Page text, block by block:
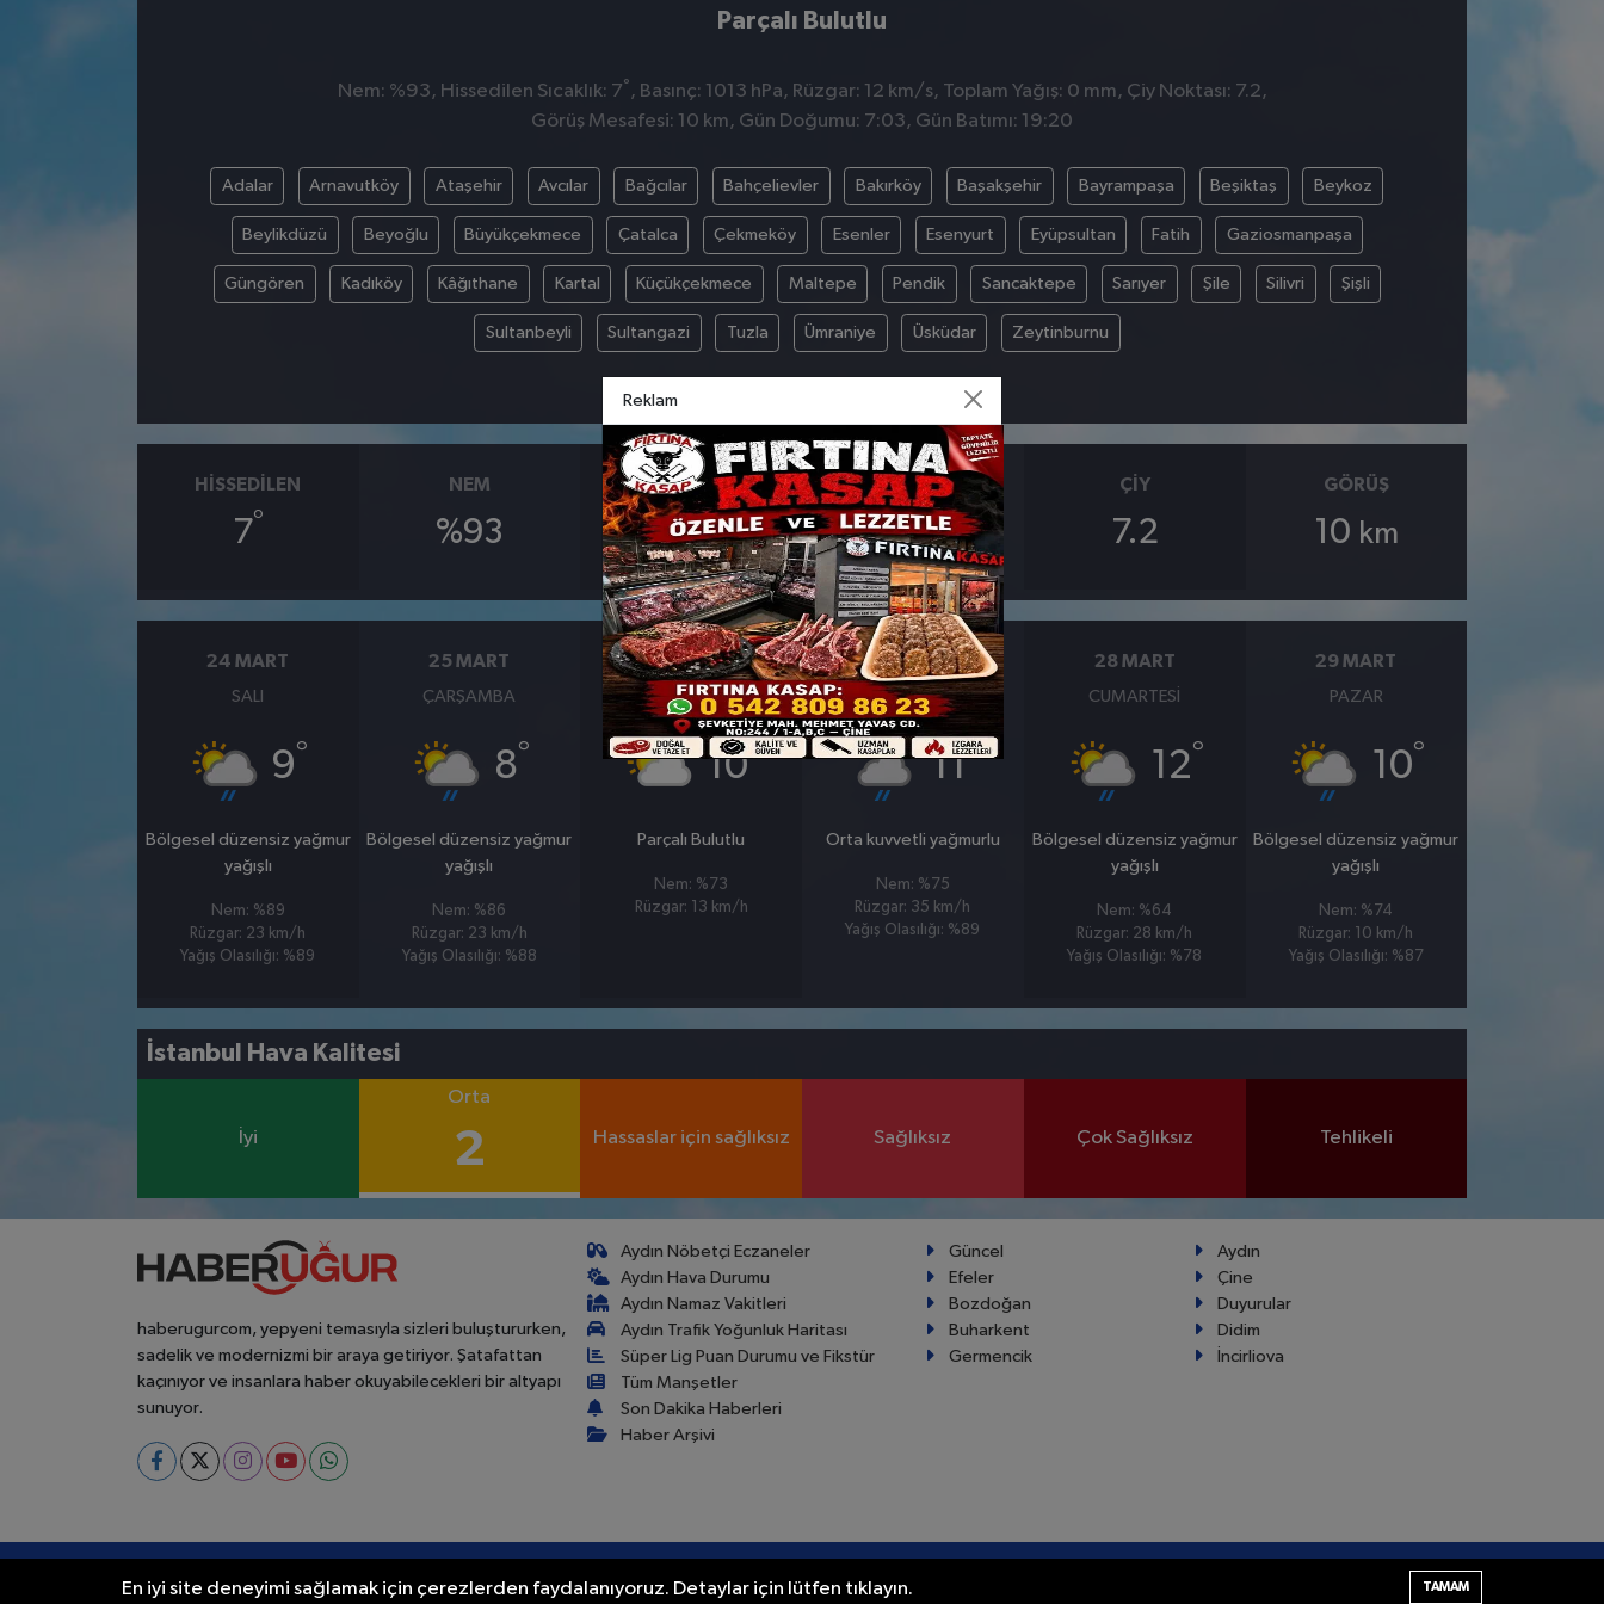
Parçalı Bulutlu
Nem: %93, Hissedilen Sıcaklık: 7° , Basınç: 1013 hPa, Rüzgar: 12 km/s, Toplam Yağış: 0 mm, Çiy Noktası: 7.2,
Görüş Mesafesi: 10 km, Gün Doğumu: 7:03, Gün Batımı: 19:20
Adalar Arnavutköy Ataşehir Avcılar Bağcılar Bahçelievler Bakırköy Başakşehir Bayrampaşa Beşiktaş Beykoz
Beylikdüzü Beyoğlu Büyükçekmece Çatalca Çekmeköy Esenler Esenyurt Eyüpsultan Fatih Gaziosmanpaşa
Güngören Kadıköy Kâğıthane Kartal Küçükçekmece Maltepe Pendik Sancaktepe Sarıyer Şile Silivri Şişli
Sultanbeyli Sultangazi Tuzla Ümraniye Üsküdar Zeytinburnu
HISSEDILEN
7°
NEM
%93
BASINÇ
1013hpa
RÜZGAR
12km/s
ÇIY
7.2
GÖRÜŞ
10 km
24 MART
SALI
9°
Bölgesel düzensiz yağmur
yağışlı
Nem: %89
Rüzgar: 23 km/h
Yağış Olasılığı: %89
25 MART
ÇARŞAMBA
8°
Bölgesel düzensiz yağmur
yağışlı
Nem: %86
Rüzgar: 23 km/h
Yağış Olasılığı: %88
26 MART
PERŞEMBE
10°
Parçalı Bulutlu
Nem: %73
Rüzgar: 13 km/h
27 MART
CUMA
11°
Orta kuvvetli yağmurlu
Nem: %75
Rüzgar: 35 km/h
Yağış Olasılığı: %89
28 MART
CUMARTESI
12°
Bölgesel düzensiz yağmur
yağışlı
Nem: %64
Rüzgar: 28 km/h
Yağış Olasılığı: %78
29 MART
PAZAR
10°
Bölgesel düzensiz yağmur
yağışlı
Nem: %74
Rüzgar: 10 km/h
Yağış Olasılığı: %87
İstanbul Hava Kalitesi
İyi
Orta
2 Hassaslar için sağlıksız Sağlıksız Çok Sağlıksız Tehlikeli
haberugurcom, yepyeni temasıyla sizleri buluştururken,
sadelik ve modernizmi bir araya getiriyor. Şatafattan
kaçınıyor ve insanlara haber okuyabilecekleri bir altyapı
sunuyor.
Aydın Nöbetçi Eczaneler
Aydın Hava Durumu
Aydın Namaz Vakitleri
Aydın Trafik Yoğunluk Haritası
Süper Lig Puan Durumu ve Fikstür
Tüm Manşetler
Son Dakika Haberleri
Haber Arşivi
Güncel
Aydın
Efeler
Çine
Bozdoğan
Duyurular
Buharkent
Didim
Germencik
İncirliova
RSS Copyright © 2024. Her hakkı saklıdır. TE Bilişim
En iyi site deneyimi sağlamak için çerezlerden faydalanıyoruz. Detaylar için lütfen tıklayın. TAMAM
Reklam